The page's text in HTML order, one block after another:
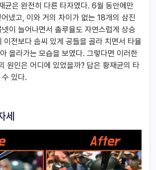
균은 완전히 다른 타자였다. 6월 동안에만
냈고, 이와 거의 차이가 없는 18개의 삼진
이 늘어나면서 출루율도 자연스럽게 상승
이전보다 솜씨 있게 공들을 골라 치면서 타율
올라가는 모습을 보였다. 그렇다면 이러한
원인은 어디에 있었을까? 답은 황재균의 타
있다.
세